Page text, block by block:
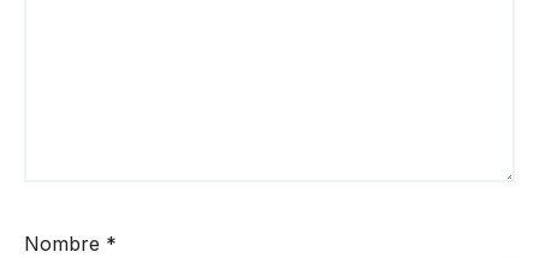
Nombre *